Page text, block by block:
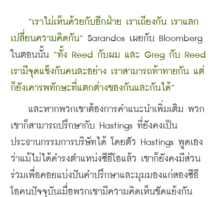
“เราไม่เห็นด้วยกับอีกฝ่าย เราเถียงกัน เราแลก
เปลี่ยนความคิดกัน” Sarandos เผยกับ Bloomberg
ในตอนนั้น “ทั้ง Reed กับผม และ Greg กับ Reed
เรามีจุดแข็งกันคนละอย่าง เราสามารถท้าทายกัน แต่
ก็ยังเคารพทักษะที่แตกต่างของกันและกันได้”
และหากพวกเขาต้องการคำแนะนำเพิ่มเติม พวก
เขาก็สามารถปรึกษากับ Hastings ที่ยังคงเป็น
ประธานกรรมการบริษัทได้ โดยตัว Hastings พูดเอง
ว่าแม้ไม่ได้ดำรงตำแหน่งซีอีโอแล้ว เขาก็ยังคงมีส่วน
ร่วมเพื่อคอยแบ่งปันคำปรึกษาและมุมมองแก่สองซีอี
โอคนปัจจุบันเมื่อพวกเขามีความคิดเห็นขัดแย้งกัน